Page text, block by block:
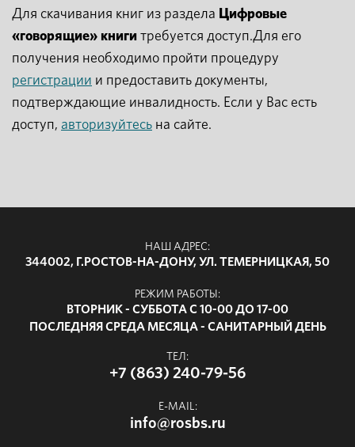
Для скачивания книг из раздела Цифровые
«говорящие» книги требуется доступ.Для его
получения необходимо пройти процедуру
регистрации и предоставить документы,
подтверждающие инвалидность. Если у Вас есть
доступ, авторизуйтесь на сайте.
НАШ АДРЕС:
344002, Г.РОСТОВ-НА-ДОНУ, УЛ. ТЕМЕРНИЦКАЯ, 50
РЕЖИМ РАБОТЫ:
ВТОРНИК - СУББОТА С 10-00 ДО 17-00
ПОСЛЕДНЯЯ СРЕДА МЕСЯЦА - САНИТАРНЫЙ ДЕНЬ
ТЕЛ:
+7 (863) 240-79-56
E-MAIL:
info@rosbs.ru